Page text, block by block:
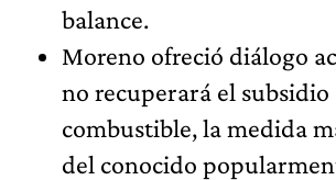
balance.
Moreno ofreció diálogo
no recuperará el subsidio
combustible, la medida
del conocido